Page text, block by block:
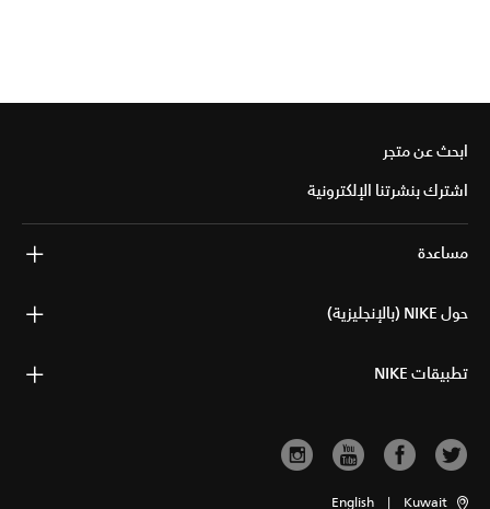
ابحث عن متجر
اشترك بنشرتنا الإلكترونية
مساعدة
حول NIKE (بالإنجليزية)
تطبيقات NIKE
Kuwait
|
English